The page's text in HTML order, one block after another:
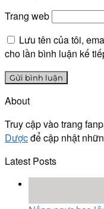
Trang web
Lưu tên của tôi,
cho lần bình luận kế
About
Truy cập vào trang
Dượcđể cập nhật
Latest Posts